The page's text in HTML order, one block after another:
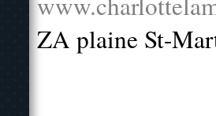
ZA plaine St-